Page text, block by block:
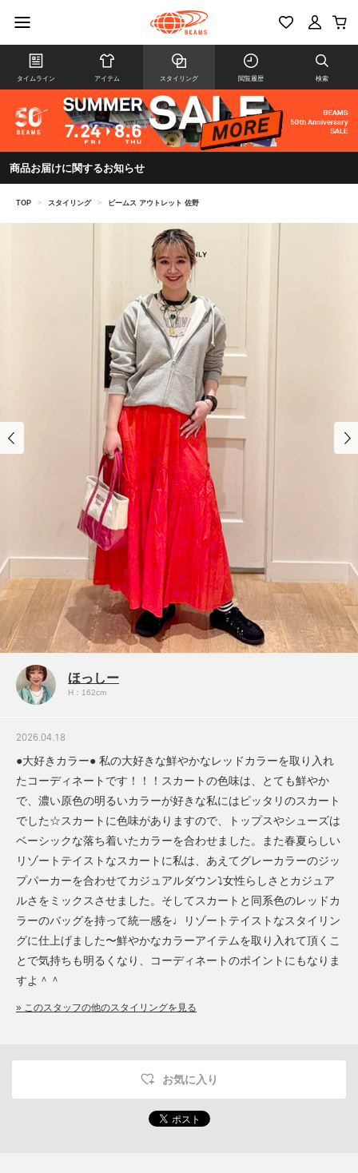
タイムライン アイテム スタイリング 閲覧履歴 検索
商品お届けに関するお知らせ
TOP > スタイリング > ビームス アウトレット 佐野
ほっしー
H：162cm
2026.04.18
●大好きカラー● 私の大好きな鮮やかなレッドカラーを取り入れ
たコーディネートです！！！スカートの色味は、とても鮮やか
で、濃い原色の明るいカラーが好きな私にはピッタリのスカート
でした☆スカートに色味がありますので、トップスやシューズは
ベーシックな落ち着いたカラーを合わせました。また春夏らしい
リゾートテイストなスカートに私は、あえてグレーカラーのジッ
プパーカーを合わせてカジュアルダウン⤵︎女性らしさとカジュア
ルさをミックスさせました。そしてスカートと同系色のレッドカ
ラーのバッグを持って統一感を♩リゾートテイストなスタイリン
グに仕上げました〜鮮やかなカラーアイテムを取り入れて頂くこ
とで気持ちも明るくなり、コーディネートのポイントにもなりま
すよ＾＾
» このスタッフの他のスタイリングを見る
お気に入り